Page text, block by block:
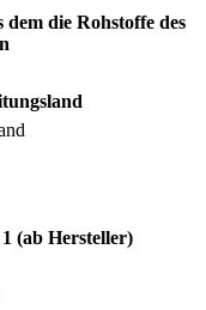
die Rohstoffe des
(ab Hersteller)